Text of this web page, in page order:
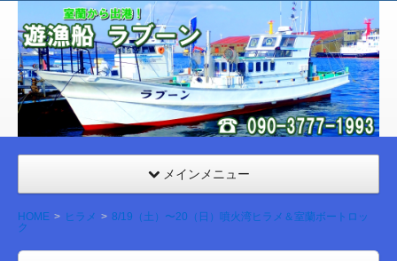
室
蘭
遊漁
船
ラブ
ーン
メインメニュー
HOME ヒラメ
8/19（土）〜20（日）噴火湾ヒラメ＆室蘭ボートロッ
ク